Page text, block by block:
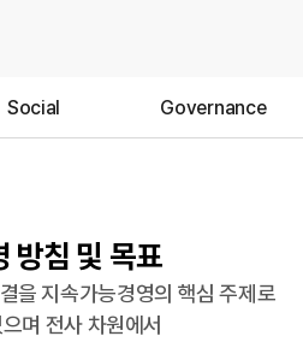
Social Governance
방침 및 목표
을 지속가능경영의 핵심 주제로
며 전사 차원에서